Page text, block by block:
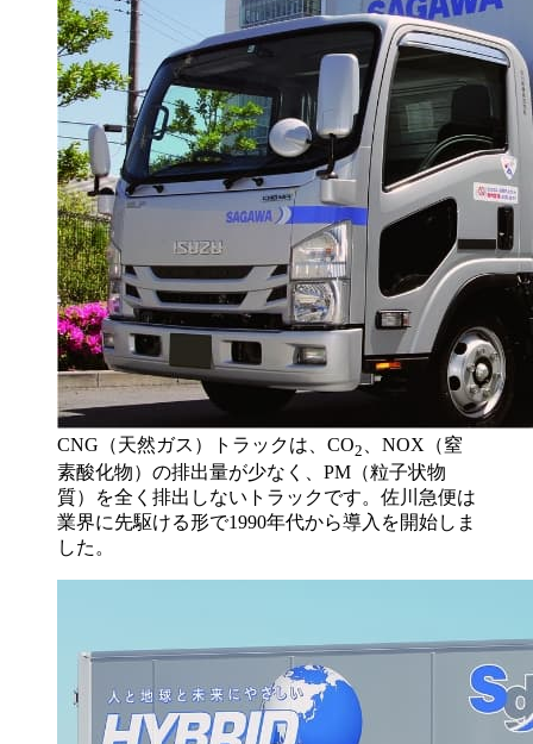
CNG（天然ガス）トラックは、CO2
、NOX（窒
素酸化物）の排出量が少なく、PM（粒子状物
質）を全く排出しないトラックです。佐川急便は
業界に先駆ける形で1990年代から導入を開始しま
した。